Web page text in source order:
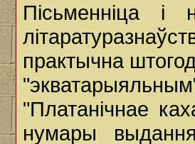
Пісьменніца і
практычна
"Платанічнае
нумары